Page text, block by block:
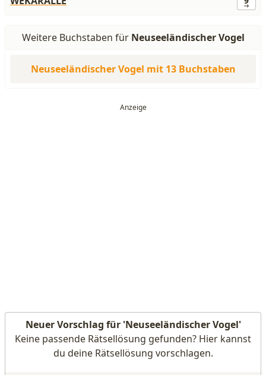
Weitere Buchstaben für Neuseeländischer Vogel
Neuseeländischer Vogel mit 13 Buchstaben
Neuer Vorschlag für 'Neuseeländischer Vogel'
Keine passende Rätsellösung gefunden? Hier kannst
du deine Rätsellösung vorschlagen.